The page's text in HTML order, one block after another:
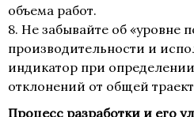
объема работ.
8. Не забывайте об «уровне
производительности и
индикатор при
отклонений от общей
Процесс разработки и его